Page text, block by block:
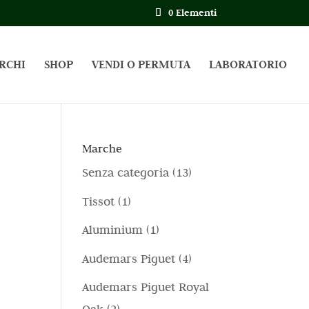
0 Elementi
SHOP VENDI O PERMUTA LABORATORIO
Marche
Senza categoria 131
o
d
Tissot 11
o
d
Aluminium 11
o
Audemars Piguet 44
Audemars Piguet Royal